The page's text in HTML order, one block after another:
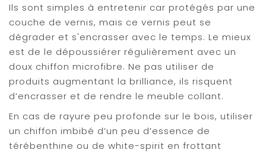
Ils sont simples à entretenir car protégés par une
couche de vernis, mais ce vernis peut se
dégrader et s'encrasser avec le temps. Le mieux
est de le dépoussiérer régulièrement avec un
doux chiffon microfibre. Ne pas utiliser de
produits augmentant la brilliance, ils risquent
d’encrasser et de rendre le meuble collant.
En cas de rayure peu profonde sur le bois, utiliser
un chiffon imbibé d’un peu d’essence de
térébenthine ou de white-spirit en frottant